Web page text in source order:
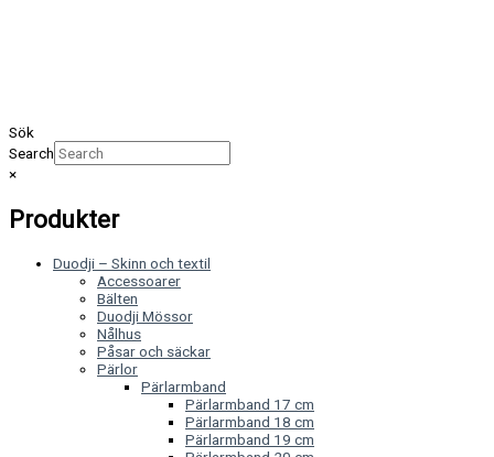
Sök
Search
×
Produkter
Duodji – Skinn och textil
Accessoarer
Bälten
Duodji Mössor
Nålhus
Påsar och säckar
Pärlor
Pärlarmband
Pärlarmband 17 cm
Pärlarmband 18 cm
Pärlarmband 19 cm